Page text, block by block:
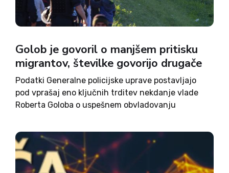
Golob je govoril o manjšem pritisku
migrantov, številke govorijo drugače
Podatki Generalne policijske uprave postavljajo
pod vprašaj eno ključnih trditev nekdanje vlade
Roberta Goloba o uspešnem obvladovanju
zatrjeval, da se je migrantski pritisk zmanjšal,
uradne številke kažejo, da je Slovenija prav v času
njegovega...